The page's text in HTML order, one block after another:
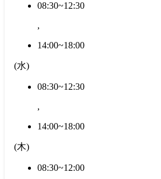
08:30~12:30
,
14:00~18:00
(水)
08:30~12:30
,
14:00~18:00
(木)
08:30~12:00